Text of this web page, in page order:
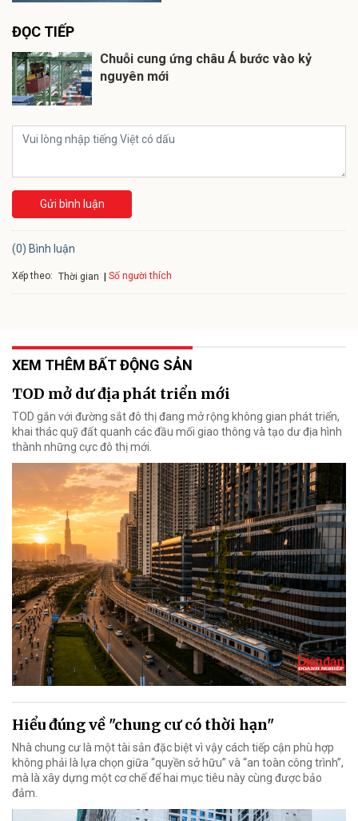
ĐỌC TIẾP
Chuỗi cung ứng châu Á bước vào kỷ
nguyên mới
Gửi bình luận
(0) Bình luận
Xếp theo: Thời gian Số người thích
XEM THÊM BẤT ĐỘNG SẢN
TOD mở dư địa phát triển mới
TOD gắn với đường sắt đô thị đang mở rộng không gian phát triển,
khai thác quỹ đất quanh các đầu mối giao thông và tạo dư địa hình
thành những cực đô thị mới.
Hiểu đúng về "chung cư có thời hạn"
Nhà chung cư là một tài sản đặc biệt vì vậy cách tiếp cận phù hợp
không phải là lựa chọn giữa “quyền sở hữu” và “an toàn công trình”,
mà là xây dựng một cơ chế để hai mục tiêu này cùng được bảo
đảm.